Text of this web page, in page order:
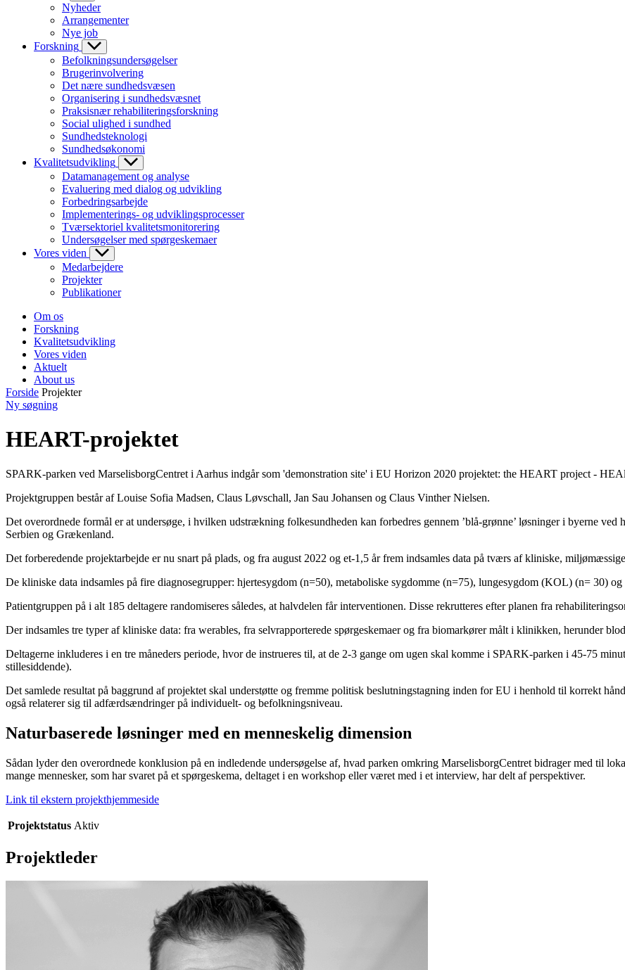
Nyheder
Arrangementer
Nye job
Forskning
Befolkningsundersøgelser
Brugerinvolvering
Det nære sundhedsvæsen
Organisering i sundhedsvæsnet
Praksisnær rehabiliteringsforskning
Social ulighed i sundhed
Sundhedsteknologi
Sundhedsøkonomi
Kvalitetsudvikling
Datamanagement og analyse
Evaluering med dialog og udvikling
Forbedringsarbejde
Implementerings- og udviklingsprocesser
Tværsektoriel kvalitetsmonitorering
Undersøgelser med spørgeskemaer
Vores viden
Medarbejdere
Projekter
Publikationer
Om os
Forskning
Kvalitetsudvikling
Vores viden
Aktuelt
About us
Forside Projekter
Ny søgning
HEART-projektet
SPARK-parken ved MarselisborgCentret i Aarhus indgår som 'demonstration site' i EU Horizon 2020 projektet: the HEART project -
Projektgruppen består af Louise Sofia Madsen, Claus Løvschall, Jan Sau Johansen og Claus Vinther Nielsen.
Det overordnede formål er at undersøge, i hvilken udstrækning folkesundheden kan forbedres gennem ’blå-grønne’ løsninger i byerne
Serbien og Grækenland.
Det forberedende projektarbejde er nu snart på plads, og fra august 2022 og et-1,5 år frem indsamles data på tværs af kliniske,
De kliniske data indsamles på fire diagnosegrupper: hjertesygdom (n=50), metaboliske sygdomme (n=75), lungesygdom (KOL) (n= 30)
Patientgruppen på i alt 185 deltagere randomiseres således, at halvdelen får interventionen. Disse rekrutteres efter planen fra
Der indsamles tre typer af kliniske data: fra werables, fra selvrapporterede spørgeskemaer og fra biomarkører målt i klinikken, herunder
Deltagerne inkluderes i en tre måneders periode, hvor de instrueres til, at de 2-3 gange om ugen skal komme i SPARK-parken i 45-75
stillesiddende).
Det samlede resultat på baggrund af projektet skal understøtte og fremme politisk beslutningstagning inden for EU i henhold til korrekt
også relaterer sig til adfærdsændringer på individuelt- og befolkningsniveau.
Naturbaserede løsninger med en menneskelig dimension
Sådan lyder den overordnede konklusion på en indledende undersøgelse af, hvad parken omkring MarselisborgCentret bidrager med til
mange mennesker, som har svaret på et spørgeskema, deltaget i en workshop eller været med i et interview, har delt af perspektiver.
Link til ekstern projekthjemmeside
Projektstatus Aktiv
Projektleder